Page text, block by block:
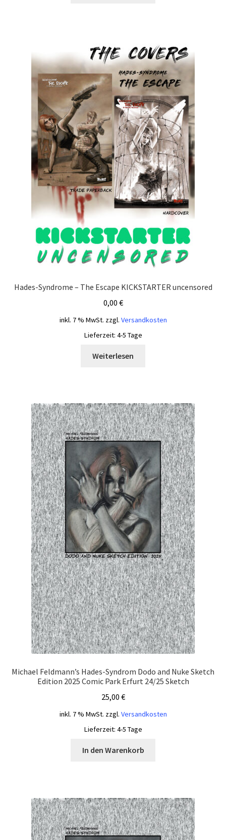
Hades-Syndrome – The Escape KICKSTARTER uncensored
0,00 €
inkl. 7 % MwSt. zzgl. Versandkosten
Lieferzeit: 4-5 Tage
Weiterlesen
Michael Feldmann’s Hades-Syndrom Dodo and Nuke Sketch
Edition 2025 Comic Park Erfurt 24/25 Sketch
25,00 €
inkl. 7 % MwSt. zzgl. Versandkosten
Lieferzeit: 4-5 Tage
In den Warenkorb